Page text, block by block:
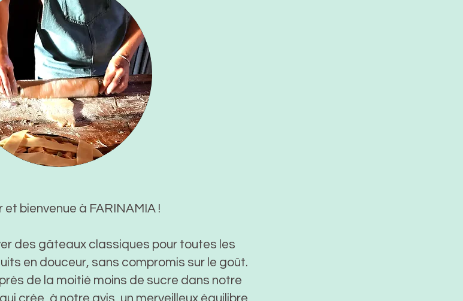
et bienvenue à FARINAMIA !
des gâteaux classiques pour toutes les
en douceur, sans compromis sur le goût.
de la moitié moins de sucre dans notre
crée, à notre avis, un merveilleux équilibre